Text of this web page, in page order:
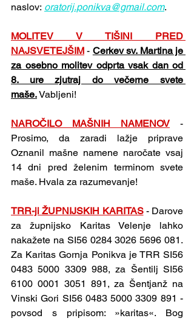
naslov: oratorij.ponikva@gmail.com.
MOLITEV V TIŠINI PRED
NAJSVETEJŠIM - Cerkev sv. Martina je
za osebno molitev odprta vsak dan od
8. ure zjutraj do večerne svete
maše. Vabljeni!
NAROČILO MAŠNIH NAMENOV
-
Prosimo, da zaradi lažje priprave
Oznanil mašne namene naročate vsaj
14 dni pred želenim terminom svete
maše. Hvala za razumevanje!
TRR-ji ŽUPNIJSKIH KARITAS - Darove
za župnijsko Karitas Velenje lahko
nakažete na SI56 0284 3026 5696 081.
Za Karitas Gornja Ponikva je TRR SI56
0483 5000 3309 988, za Šentilj SI56
6100 0001 3051 891, za Šentjanž na
Vinski Gori SI56 0483 5000 3309 891 -
povsod s pripisom: »karitas«. Bog